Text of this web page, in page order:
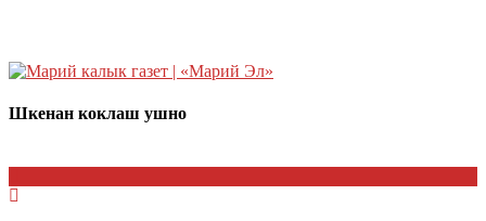
Шкенан коклаш ушно